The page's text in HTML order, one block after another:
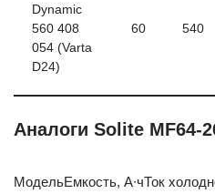
Dynamic
560 408
054 (Varta
D24)
60 540
Аналоги Solite MF64-
МодельЕмкость, А∙чТок